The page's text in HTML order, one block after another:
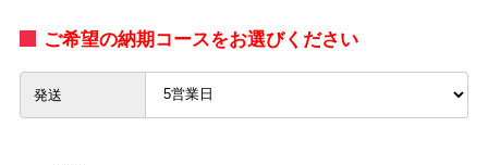
ご希望の納期コースをお選びください
発送